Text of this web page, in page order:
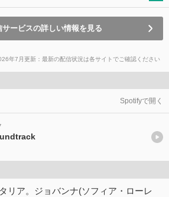
サービスの詳しい情報を見る
年7月更新：最新の配信状況は各サイトでご確認ください
Spotifyで開く
リア。ジョバンナ(ソフィア・ローレ